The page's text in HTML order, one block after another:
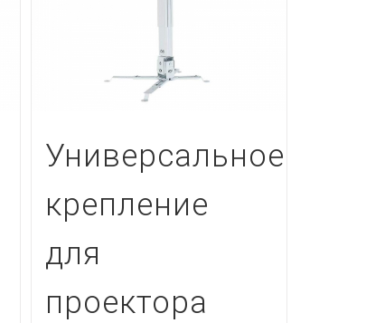
Универсальное
крепление
для
проектора